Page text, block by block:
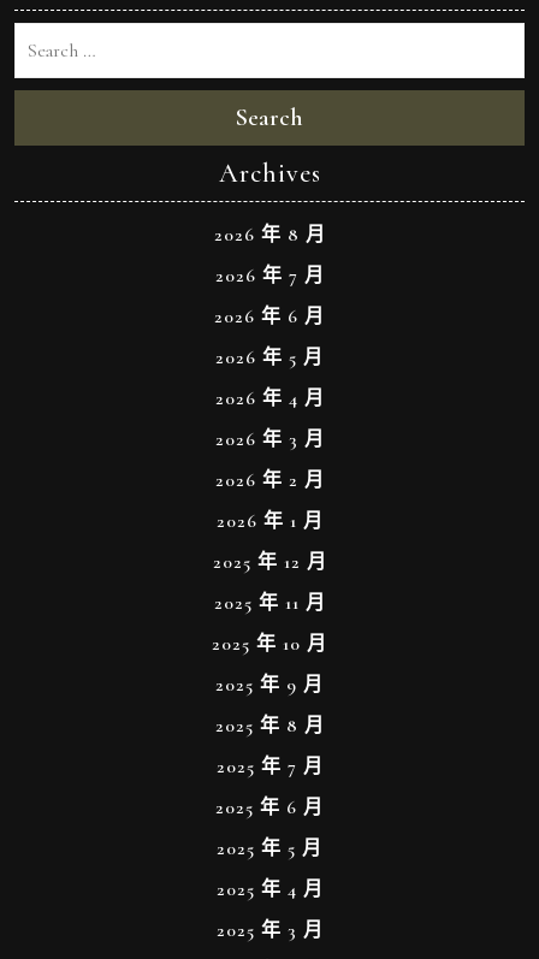
Search
Archives
2026 年 8 月
2026 年 7 月
2026 年 6 月
2026 年 5 月
2026 年 4 月
2026 年 3 月
2026 年 2 月
2026 年 1 月
2025 年 12 月
2025 年 11 月
2025 年 10 月
2025 年 9 月
2025 年 8 月
2025 年 7 月
2025 年 6 月
2025 年 5 月
2025 年 4 月
2025 年 3 月